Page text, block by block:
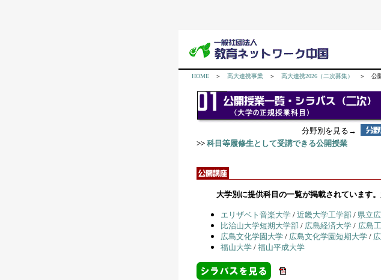
HOME ＞ 高大連携事業 ＞ 高大連携2026（二次募集） ＞ 公開
分野別を見る→
>> 科目等履修生として受講できる公開授業
大学別に提供科目の一覧が掲載されています
エリザベト音楽大学 / 近畿大学工学部 / 県立
比治山大学短期大学部 / 広島経済大学 / 広島
広島文化学園大学 / 広島文化学園短期大学 /
福山大学 / 福山平成大学